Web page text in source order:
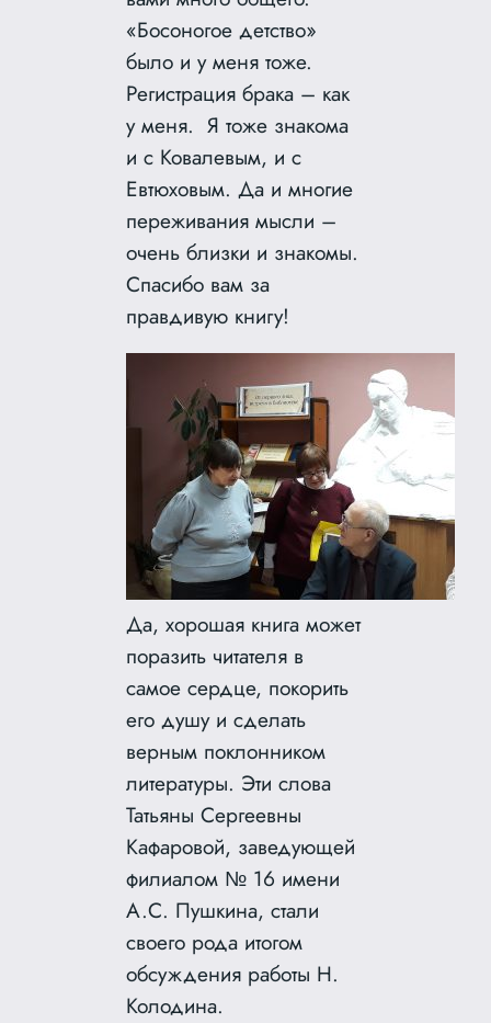
«Босоногое детство»
было и у меня тоже.
Регистрация брака – как
у меня. Я тоже знакома
и с Ковалевым, и с
Евтюховым. Да и многие
переживания мысли –
очень близки и знакомы.
Спасибо вам за
правдивую книгу!
Да, хорошая книга может
поразить читателя в
самое сердце, покорить
его душу и сделать
верным поклонником
литературы. Эти слова
Татьяны Сергеевны
Кафаровой, заведующей
филиалом № 16 имени
А.С. Пушкина, стали
своего рода итогом
обсуждения работы Н.
Колодина.